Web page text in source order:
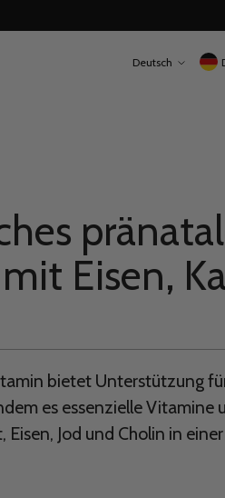
Sprache
Deutsch
Eisen,
bietet Unterstützung
es essenzielle Vitamine
Eisen, Jod und Cholin in